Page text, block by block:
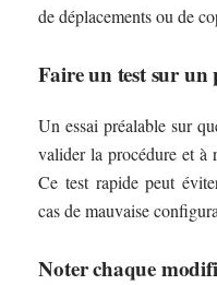
de déplacements ou de
Faire un test sur un
Un essai préalable sur
valider la procédure et à
Ce test rapide peut
cas de mauvaise
Noter chaque